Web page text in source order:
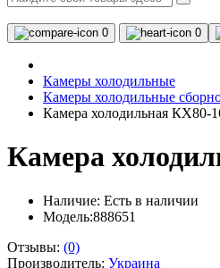
0 0
Камеры холодильные
Камеры холодильные
Камера холодильная КХ80-
Камера
Наличие: Есть в наличии
Модель:888651
Отзывы: (0)
Производитель: Украина